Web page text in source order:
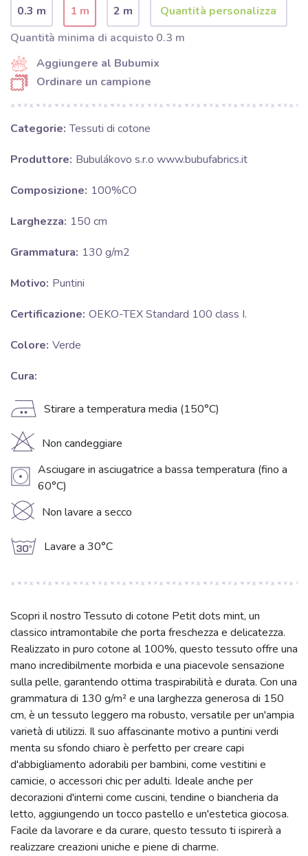
0.3 m 1 m
2 m
Quantità minima di acquisto 0.3 m
Aggiungere al Bubumix
Ordinare un campione
Categorie: Tessuti di cotone
Produttore: Bubulákovo s.r.o www.bubufabrics.it
Composizione: 100%CO
Larghezza: 150 cm
Grammatura: 130 g/m2
Motivo: Puntini
Certificazione: OEKO-TEX Standard 100 class I.
Colore: Verde
Cura:
E Stirare a temperatura media (150°C)
H Non candeggiare
V Asciugare in asciugatrice a bassa temperatura (fino a
60°C)
K Non lavare a secco
g Lavare a 30°C
Scopri il nostro Tessuto di cotone Petit dots mint, un
classico intramontabile che porta freschezza e delicatezza.
Realizzato in puro cotone al 100%, questo tessuto offre una
mano incredibilmente morbida e una piacevole sensazione
sulla pelle, garantendo ottima traspirabilità e durata. Con una
grammatura di 130 g/m² e una larghezza generosa di 150
cm, è un tessuto leggero ma robusto, versatile per un'ampia
varietà di utilizzi. Il suo affascinante motivo a puntini verdi
menta su sfondo chiaro è perfetto per creare capi
d'abbigliamento adorabili per bambini, come vestitini e
camicie, o accessori chic per adulti. Ideale anche per
decorazioni d'interni come cuscini, tendine o biancheria da
letto, aggiungendo un tocco pastello e un'estetica giocosa.
Facile da lavorare e da curare, questo tessuto ti ispirerà a
realizzare creazioni uniche e piene di charme.